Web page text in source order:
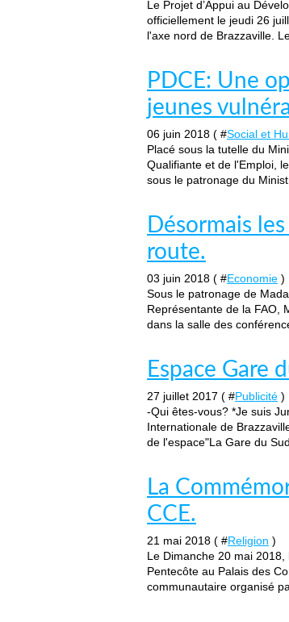
Le Projet d’Appui au
officiellement le jeudi 26
l'axe nord de Brazzaville.
PDCE: Une
jeunes
06 juin 2018 ( #Social et
Placé sous la tutelle du
Qualifiante et de l'Emploi,
sous le patronage du
Désormais
route.
03 juin 2018 ( #Economie )
Sous le patronage de
Représentante de la FAO,
dans la salle des
Espace Gare
27 juillet 2017 ( #Publicité )
-Qui êtes-vous? *Je suis
Internationale de
de l'espace"La Gare du
La
CCE.
21 mai 2018 ( #Religion )
Le Dimanche 20 mai
Pentecôte au Palais des
communautaire organisé